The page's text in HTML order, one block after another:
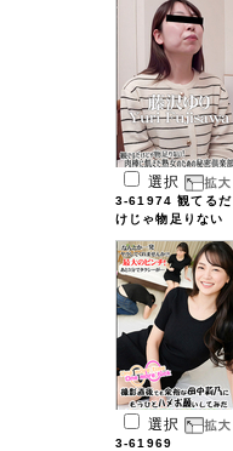
選択
3-61974 観てるだ
けじゃ物足りない
選択
3-61969